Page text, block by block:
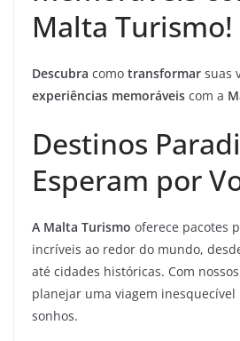
Malta Turismo!
Descubra como transformar suas
experiências memoráveis com a
Destinos
Esperam por
A Malta Turismo oferece pacotes
incríveis ao redor do mundo,
até cidades históricas. Com
planejar uma viagem
sonhos.